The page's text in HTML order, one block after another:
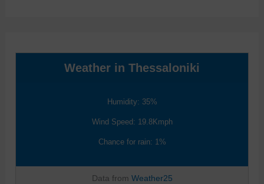
Weather in Thessaloniki
Humidity: 35%
Wind Speed: 19.8Kmph
Chance for rain: 1%
Data from Weather25